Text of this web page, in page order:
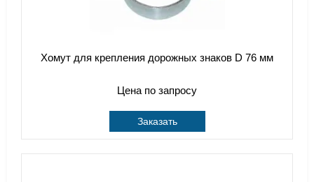
Хомут для крепления дорожных знаков D 76 мм
Цена по запросу
Заказать